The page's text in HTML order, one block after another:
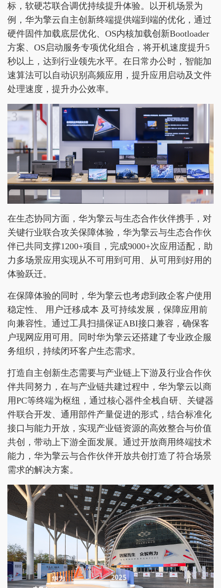
标，软硬芯联合调优持续提升体验。以开机场景为
例，华为擎云自主创新终端提供端到端的优化，通过
硬件固件加载底层优化、OS内核加载创新Bootloader
方案、OS启动服务专项优化组合，将开机速度提升5
秒以上，达到行业领先水平。在日常办公时，智能加
速算法可以自动识别高频应用，提升应用启动及文件
处理速度，提升办公效率。
在生态协同方面，华为擎云与生态合作伙伴携手，对
关键行业联合攻关保障体验，华为擎云与生态合作伙
伴已共同支撑1200+项目，完成9000+次应用适配，助
力多场景应用实现从不可用到可用、从可用到好用的
体验跃迁。
在保障体验的同时，华为擎云也考虑到政企客户使用
稳定性、 用户迁移成本 及可持续发展，保障应用前
向兼容性。通过工具扫描保证ABI接口兼容，确保客
户现网应用可用。同时华为擎云还搭建了专业政企服
务组织，持续闭环客户生态需求。
打造自主创新生态需要与产业链上下游及行业合作伙
伴共同努力，在与产业链共建过程中，华为擎云以商
用PC等终端为枢纽，通过核心器件全栈自研、关键器
件联合开发、通用部件产量促进的形式，结合标准化
接口与能力开放，实现产业链资源的高效整合与价值
共创，带动上下游全面发展。通过开放商用终端技术
能力，华为擎云与合作伙伴开放共创打造了符合场景
需求的解决方案。